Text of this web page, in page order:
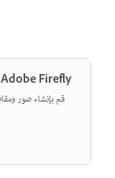
تحويل النص إلى عمل فني باستخدام Adobe Firefly
قم بإنشاء صور